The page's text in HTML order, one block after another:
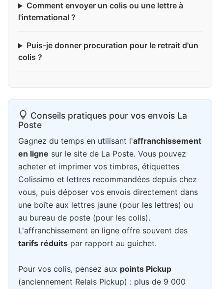
Comment envoyer un colis ou une lettre à
l'international ?
Puis-je donner procuration pour le retrait d'un
colis ?
Conseils pratiques pour vos envois La
Poste
Gagnez du temps en utilisant l'affranchissement
en ligne sur le site de La Poste. Vous pouvez
acheter et imprimer vos timbres, étiquettes
Colissimo et lettres recommandées depuis chez
vous, puis déposer vos envois directement dans
une boîte aux lettres jaune (pour les lettres) ou
au bureau de poste (pour les colis).
L'affranchissement en ligne offre souvent des
tarifs réduits par rapport au guichet.
Pour vos colis, pensez aux points Pickup
(anciennement Relais Pickup) : plus de 9 000